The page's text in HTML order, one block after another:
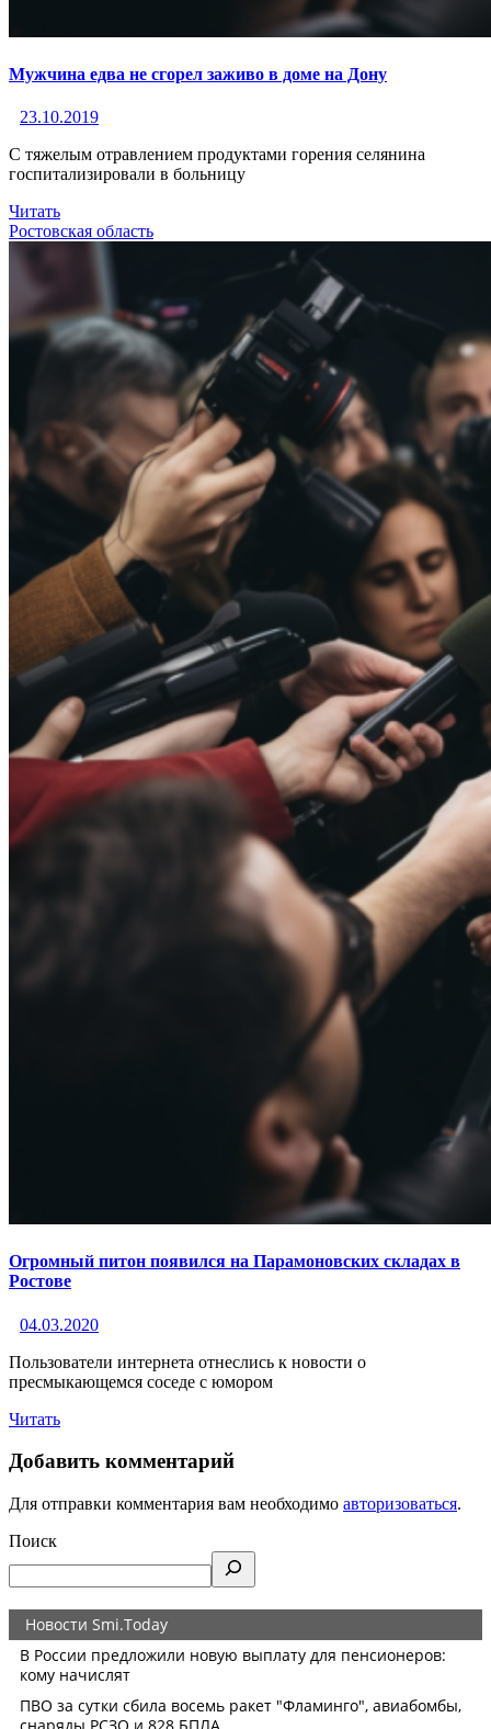
Мужчина едва не сгорел заживо в доме на Дону
23.10.2019
С тяжелым отравлением продуктами горения селянина
госпитализировали в больницу
Читать
Ростовская область
Огромный питон появился на Парамоновских складах в
Ростове
04.03.2020
Пользователи интернета отнеслись к новости о
пресмыкающемся соседе с юмором
Читать
Добавить комментарий
Для отправки комментария вам необходимо авторизоваться.
Поиск